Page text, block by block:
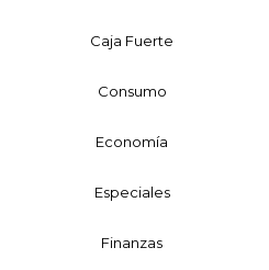
Caja Fuerte
Consumo
Economía
Especiales
Finanzas